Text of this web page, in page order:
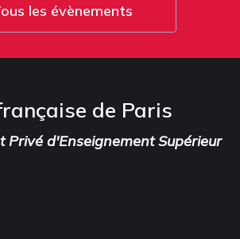
les évènements
de Paris
Privé d'Enseignement Supérieur